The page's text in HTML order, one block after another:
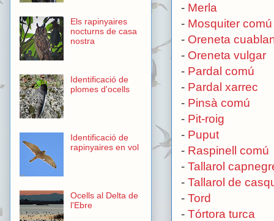
- Merla
- Mosquiter comú
- Oreneta
- Oreneta vulgar
- Pardal comú
- Pardal xarrec
- Pinsà comú
- Pit-roig
- Puput
- Raspinell comú
- Tallarol
- Tallarol de
- Tord
- Tórtora turca
Els rapinyaires
nocturns de casa
nostra
Identificació de
plomes d'ocells
Identificació de
rapinyaires en vol
Ocells al Delta de
l'Ebre